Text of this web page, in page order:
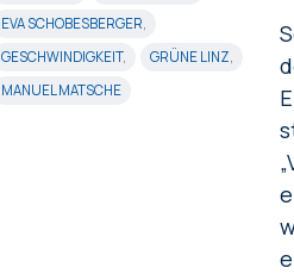
EVA SCHOBESBERGER,
GESCHWINDIGKEIT, GRÜNE LINZ,
MANUEL MATSCHE